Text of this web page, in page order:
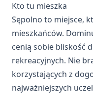
Kto tu mieszka
Sępolno to miejsce,
mieszkańców.
cenią sobie bliskość
rekreacyjnych. Nie
korzystających z
najważniejszych